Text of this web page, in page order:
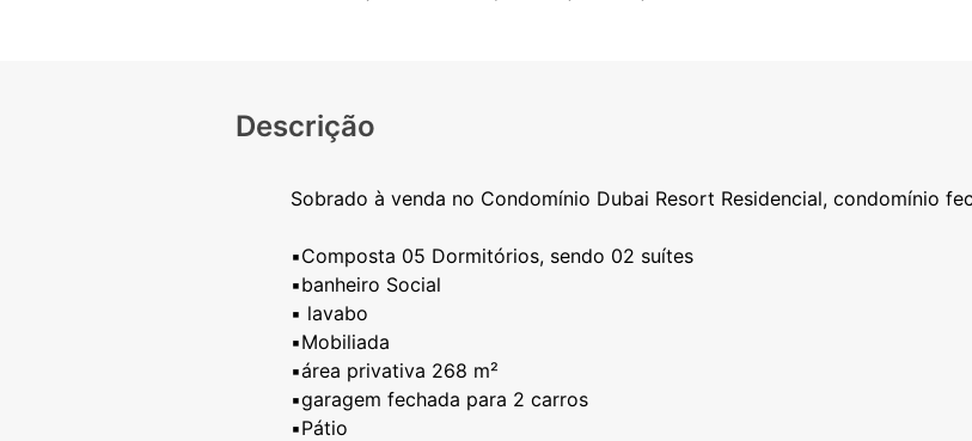
Descrição
Sobrado à venda no Condomínio Dubai Resort Residencial, condomínio
▪️Composta 05 Dormitórios, sendo 02 suítes
▪️banheiro Social
▪️ lavabo
▪️Mobiliada
▪️área privativa 268 m²
▪️garagem fechada para 2 carros
▪️Pátio